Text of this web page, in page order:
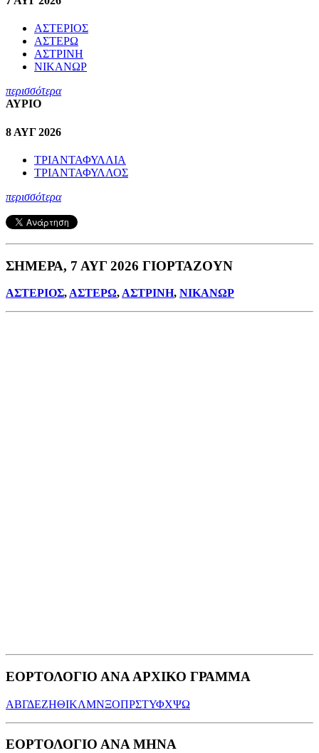
ΑΣΤΕΡΙΟΣ
ΑΣΤΕΡΩ
ΑΣΤΡΙΝΗ
ΝΙΚΑΝΩΡ
περισσότερα
ΑΥΡΙΟ
8 ΑΥΓ 2026
ΤΡΙΑΝΤΑΦΥΛΛΙΑ
ΤΡΙΑΝΤΑΦΥΛΛΟΣ
περισσότερα
ΣΗΜΕΡΑ, 7 ΑΥΓ 2026 ΓΙΟΡΤΑΖΟΥΝ
ΑΣΤΕΡΙΟΣ, ΑΣΤΕΡΩ, ΑΣΤΡΙΝΗ, ΝΙΚΑΝΩΡ
ΕΟΡΤΟΛΟΓΙΟ ΑΝΑ ΑΡΧΙΚΟ ΓΡΑΜΜΑ
ΑΒΓΔΕΖΗΘΙΚΛΜΝΞΟΠΡΣΤΥΦΧΨΩ
ΕΟΡΤΟΛΟΓΙΟ ΑΝΑ ΜΗΝΑ